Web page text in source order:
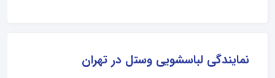
نمایندگی لباسشویی وستل در تهران